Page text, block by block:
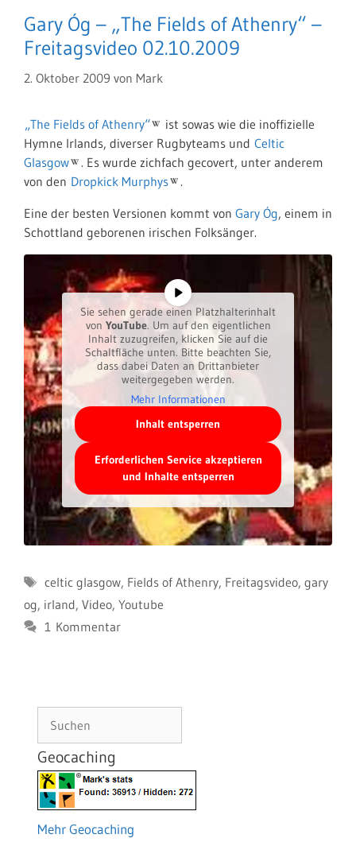
Gary Óg – „The Fields of Athenry“ –
Freitagsvideo 02.10.2009
2. Oktober 2009 von Mark
„The Fields of Athenry“
ist sowas wie die inoffizielle
Hymne Irlands, diverser Rugbyteams und Celtic
Glasgow
. Es wurde zichfach gecovert, unter anderem
von den Dropkick Murphys
.
Eine der besten Versionen kommt von Gary Óg, einem in
Schottland geborenen irischen Folksänger.
Sie sehen gerade einen Platzhalterinhalt
von YouTube. Um auf den eigentlichen
Inhalt zuzugreifen, klicken Sie auf die
Schaltfläche unten. Bitte beachten Sie,
dass dabei Daten an Drittanbieter
weitergegeben werden.
Mehr Informationen
Inhalt entsperren
Erforderlichen Service akzeptieren
und Inhalte entsperren
Schlagwörter
celtic glasgow, Fields of Athenry, Freitagsvideo, gary
og, irland, Video, Youtube
1 Kommentar
Geocaching
Mehr Geocaching